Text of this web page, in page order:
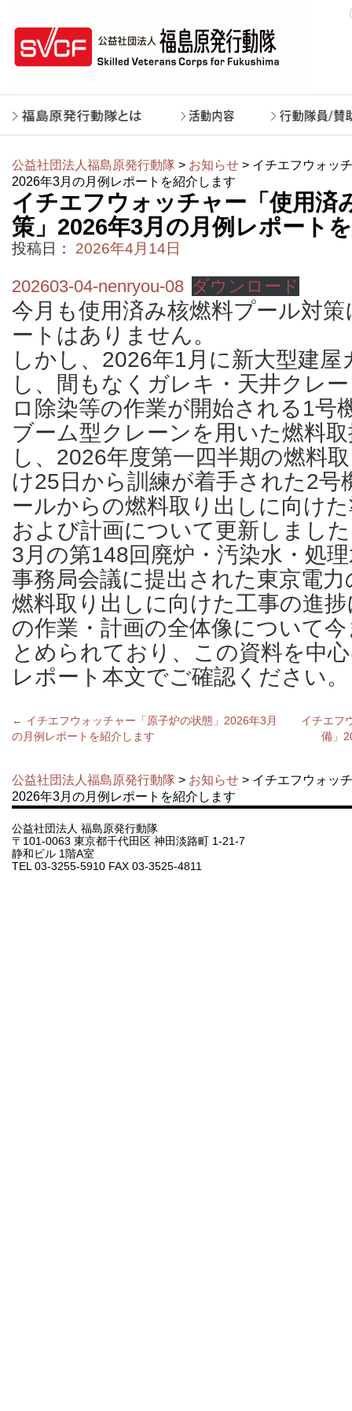
公益社団法人福島原発行動隊 > お知らせ > イチエフウォッ
2026年3月の月例レポートを紹介します
イチエフウォッチャー「使用済
策」2026年3月の月例レポート
投稿日： 2026年4月14日
202603-04-nenryou-08 ダウンロード
今月も使用済み核燃料プール対
ートはありません。
しかし、2026年1月に新大型建
し、間もなくガレキ・天井クレ
ロ除染等の作業が開始される1号
ブーム型クレーンを用いた燃料
し、2026年度第一四半期の燃料
け25日から訓練が着手された2号
ールからの燃料取り出しに向け
および計画について更新しまし
3月の第148回廃炉・汚染水・処
事務局会議に提出された東京電
燃料取り出しに向けた工事の進
の作業・計画の全体像について
とめられており、この資料を中
レポート本文でご確認ください。
← イチエフウォッチャー「原子炉の状態」2026年3月
の月例レポートを紹介します
イチエフ
備」
公益社団法人福島原発行動隊 > お知らせ > イチエフウォッ
2026年3月の月例レポートを紹介します
公益社団法人 福島原発行動隊
〒101-0063 東京都千代田区 神田淡路町 1-21-7
静和ビル 1階A室
TEL 03-3255-5910 FAX 03-3525-4811